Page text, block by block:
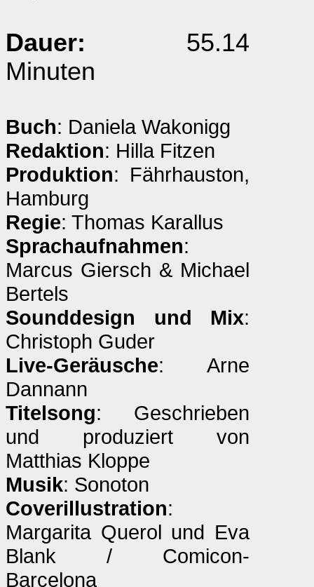
Dauer: 55.14
Minuten
Buch: Daniela Wakonigg
Redaktion: Hilla Fitzen
Produktion: Fährhauston,
Hamburg
Regie: Thomas Karallus
Sprachaufnahmen:
Marcus Giersch & Michael
Bertels
Sounddesign und Mix:
Christoph Guder
Live-Geräusche: Arne
Dannann
Titelsong: Geschrieben
und produziert von
Matthias Kloppe
Musik: Sonoton
Coverillustration:
Margarita Querol und Eva
Blank / Comicon-
Barcelona